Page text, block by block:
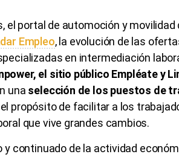
el portal de automoción y movilidad
Empleo, la evolución de las
en intermediación
el sitio público Empléate y
una selección de los puestos de
propósito de facilitar a los
que vive grandes cambios.
y continuado de la actividad